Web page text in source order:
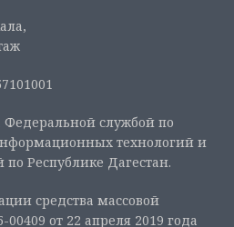
Федеральной службой по
технологий и
Республике Дагестан.
средства массовой
от 22 апреля 2019 года